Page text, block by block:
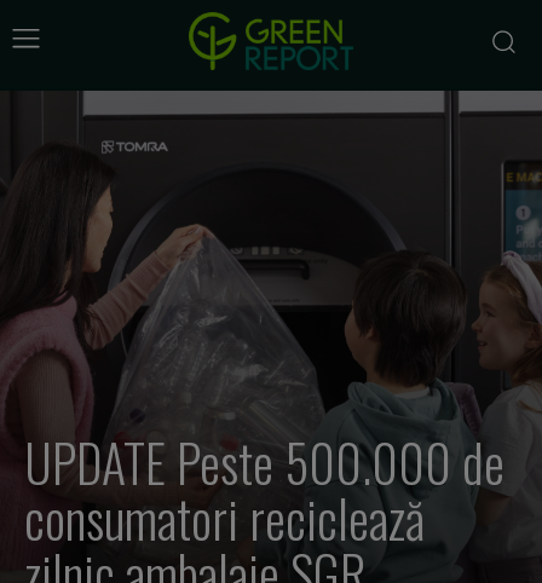
UPDATE Peste 500.000 de
consumatori reciclează